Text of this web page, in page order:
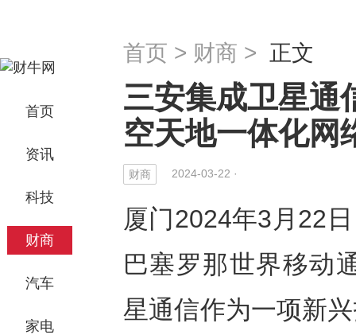
首页
资讯
科技
财商
汽车
家电
首页 > 财商 > 正文
三安集成卫星通
空天地一体化网
财商 2024-03-22 ·
厦门2024年3月22
巴塞罗那世界移动
星通信作为一项新